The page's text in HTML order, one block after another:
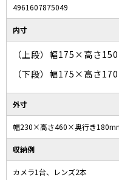
4961607875049
内寸
（上段）幅175×高さ
（下段）幅175×高さ
外寸
幅230×高さ460×奥行き
収納例
カメラ1台、レンズ2本